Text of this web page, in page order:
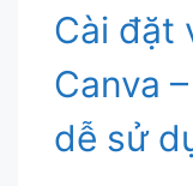
Cài đặt
Canva
dễ sử